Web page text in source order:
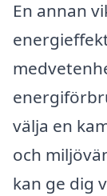
En annan
välja en
och
kan ge dig